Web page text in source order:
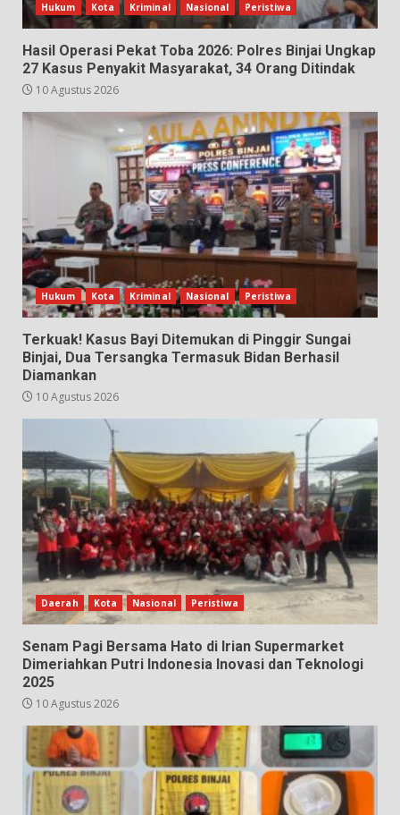
Hukum Kota Kriminal Nasional Peristiwa
Hasil Operasi Pekat Toba 2026: Polres Binjai Ungkap
27 Kasus Penyakit Masyarakat, 34 Orang Ditindak
10 Agustus 2026
Hukum Kota Kriminal Nasional Peristiwa
Terkuak! Kasus Bayi Ditemukan di Pinggir Sungai
Binjai, Dua Tersangka Termasuk Bidan Berhasil
Diamankan
10 Agustus 2026
Daerah Kota Nasional Peristiwa
Senam Pagi Bersama Hato di Irian Supermarket
Dimeriahkan Putri Indonesia Inovasi dan Teknologi
2025
10 Agustus 2026